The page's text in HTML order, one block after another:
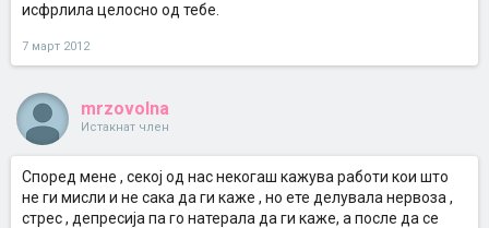
исфрлила целосно од тебе.
7 март 2012
mrzovolna
Истакнат член
Според мене , секој од нас некогаш кажува работи кои што
не ги мисли и не сака да ги каже , но ете делувала нервоза ,
стрес , депресија па го натерала да ги каже, а после да се